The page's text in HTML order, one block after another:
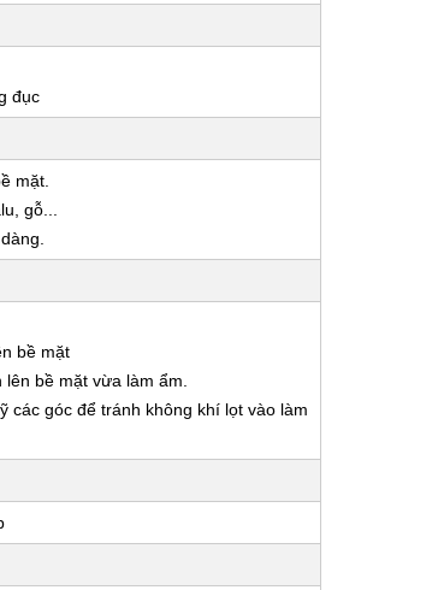
đục
mặt.
gỗ...
bề mặt
bề mặt vừa làm ẩm.
các góc để tránh không khí lọt vào làm